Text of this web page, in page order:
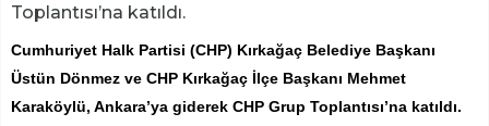
Toplantısı’na katıldı.
Cumhuriyet Halk Partisi (CHP) Kırkağaç Belediye Başkanı
Üstün Dönmez ve CHP Kırkağaç İlçe Başkanı Mehmet
Karaköylü, Ankara’ya giderek CHP Grup Toplantısı’na katıldı.